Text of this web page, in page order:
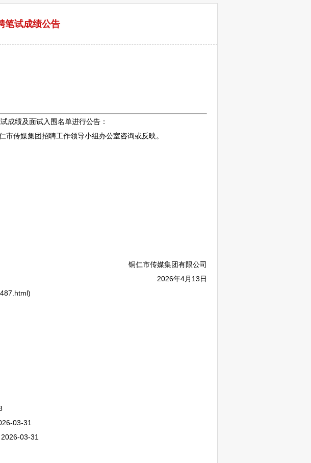
笔试成绩公告
成绩及面试入围名单进行公告：
市传媒集团招聘工作领导小组办公室咨询或反映。
铜仁市传媒集团有限公司
2026年4月13日
03-31
2026-03-31